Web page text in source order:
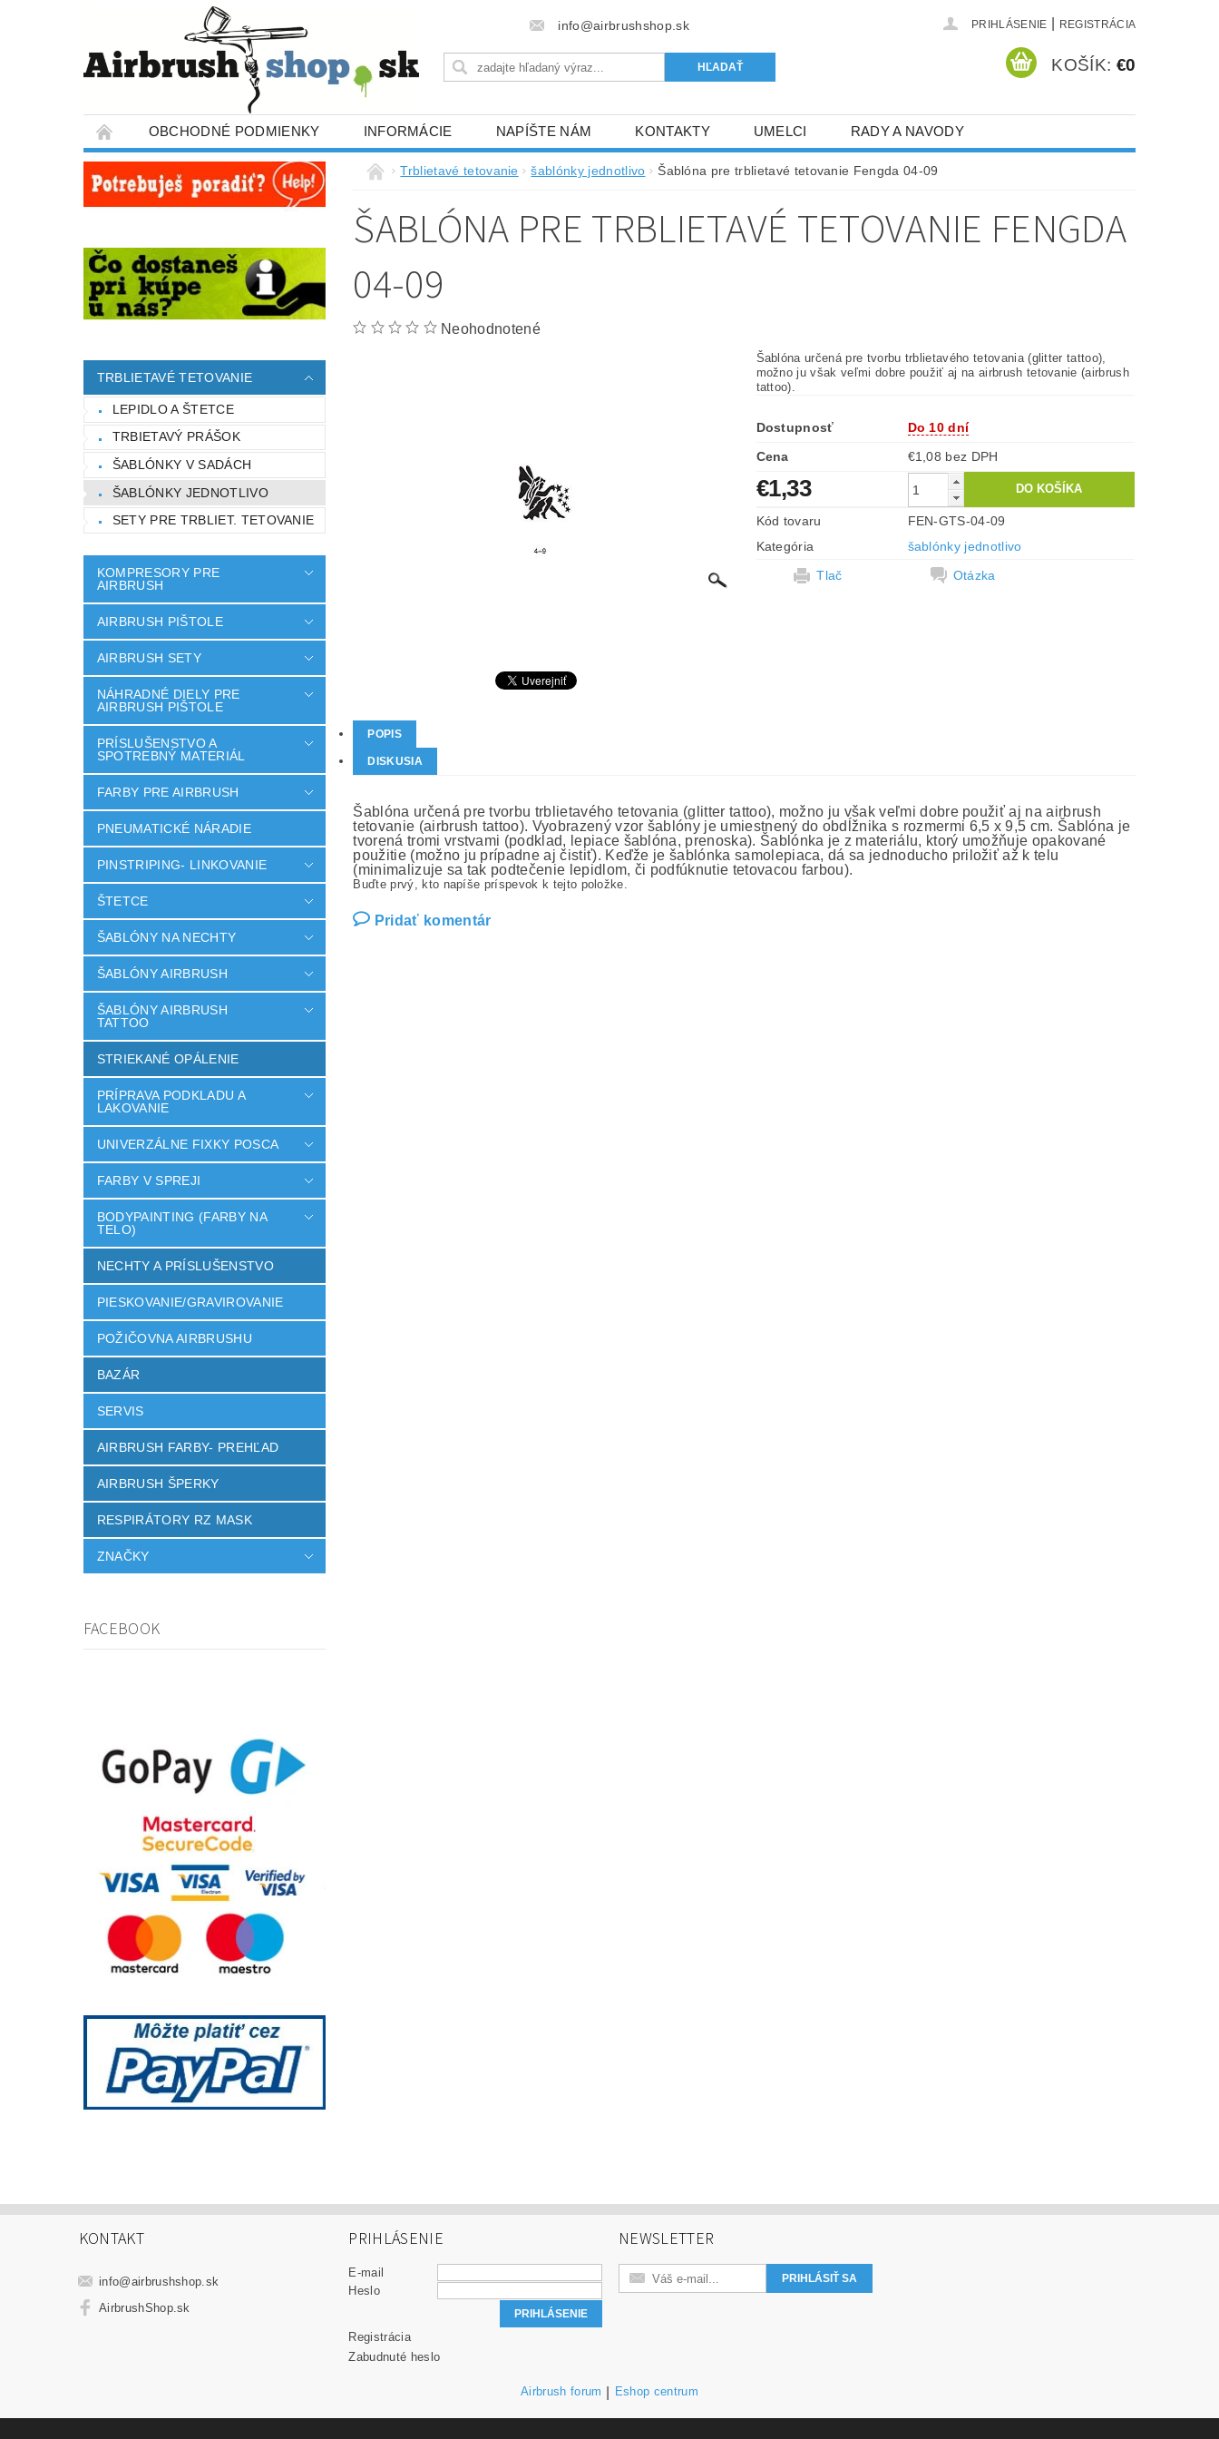
info@airbrushshop.sk PRIHLÁSENIE REGISTRÁCIA
KOŠÍK: €0
OBCHODNÉ PODMIENKY INFORMÁCIE NAPÍŠTE NÁM KONTAKTY UMELCI RADY A NAVODY
TRBLIETAVÉ TETOVANIE
LEPIDLO A ŠTETCE
TRBIETAVÝ PRÁŠOK
ŠABLÓNKY V SADÁCH
ŠABLÓNKY JEDNOTLIVO
SETY PRE TRBLIET. TETOVANIE
KOMPRESORY PRE
AIRBRUSH
AIRBRUSH PIŠTOLE
AIRBRUSH SETY
NÁHRADNÉ DIELY PRE
AIRBRUSH PIŠTOLE
PRÍSLUŠENSTVO A
SPOTREBNÝ MATERIÁL
FARBY PRE AIRBRUSH
PNEUMATICKÉ NÁRADIE
PINSTRIPING- LINKOVANIE
ŠTETCE
ŠABLÓNY NA NECHTY
ŠABLÓNY AIRBRUSH
ŠABLÓNY AIRBRUSH
TATTOO
STRIEKANÉ OPÁLENIE
PRÍPRAVA PODKLADU A
LAKOVANIE
UNIVERZÁLNE FIXKY POSCA
FARBY V SPREJI
BODYPAINTING (FARBY NA
TELO)
NECHTY A PRÍSLUŠENSTVO
PIESKOVANIE/GRAVIROVANIE
POŽIČOVNA AIRBRUSHU
BAZÁR
SERVIS
AIRBRUSH FARBY- PREHĽAD
AIRBRUSH ŠPERKY
RESPIRÁTORY RZ MASK
ZNAČKY
FACEBOOK
Trblietavé tetovanie šablónky jednotlivo Šablóna pre trblietavé tetovanie Fengda 04-09
ŠABLÓNA PRE TRBLIETAVÉ TETOVANIE FENGDA
04-09
Neohodnotené
Šablóna určená pre tvorbu trblietavého tetovania (glitter tattoo),
možno ju však veľmi dobre použiť aj na airbrush tetovanie (airbrush
tattoo).
Dostupnosť
Do 10 dní
Cena
€1,08 bez DPH
€1,33
Kód tovaru
FEN-GTS-04-09
Kategória
šablónky jednotlivo
Tlač
Otázka
POPIS
DISKUSIA
Šablóna určená pre tvorbu trblietavého tetovania (glitter tattoo), možno ju však veľmi dobre použiť aj na airbrush
tetovanie (airbrush tattoo). Vyobrazený vzor šablóny je umiestnený do obdĺžnika s rozmermi 6,5 x 9,5 cm. Šablóna je
tvorená tromi vrstvami (podklad, lepiace šablóna, prenoska). Šablónka je z materiálu, ktorý umožňuje opakované
použitie (možno ju prípadne aj čistiť). Keďže je šablónka samolepiaca, dá sa jednoducho priložiť až k telu
(minimalizuje sa tak podtečenie lepidlom, či podfúknutie tetovacou farbou).
Buďte prvý, kto napíše príspevok k tejto položke.
Pridať komentár
KONTAKT
info@airbrushshop.sk
AirbrushShop.sk
PRIHLÁSENIE
E-mail
Heslo
Registrácia
Zabudnuté heslo
NEWSLETTER
Airbrush forum Eshop centrum